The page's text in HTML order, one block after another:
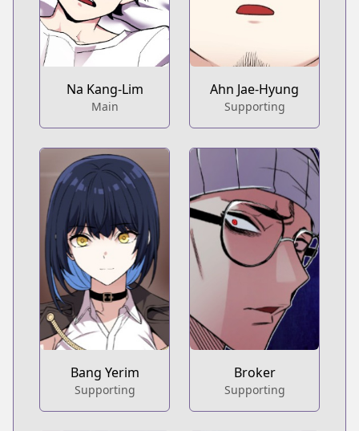
Na Kang-Lim
Main
Ahn Jae-Hyung
Supporting
Bang Yerim
Supporting
Broker
Supporting